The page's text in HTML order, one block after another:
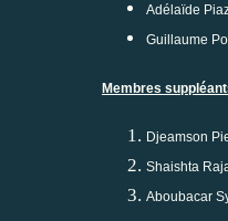
Adélaïde
Guillaume
Membres
Djeamson
Shaishta
Aboubacar